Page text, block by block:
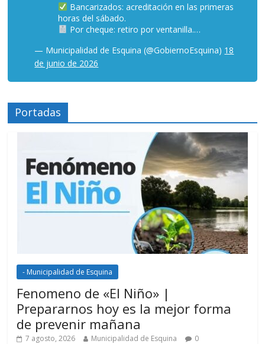
Bancarizados: acreditación en las primeras
horas del sábado.
Por cheque: retiro por ventanilla.…
— Municipalidad de Esquina (@GobiernoEsquina) 18
de junio de 2026
Portadas
- Municipalidad de Esquina
Fenomeno de «El Niño» |
Prepararnos hoy es la mejor forma
de prevenir mañana
7 agosto, 2026 Municipalidad de Esquina 0